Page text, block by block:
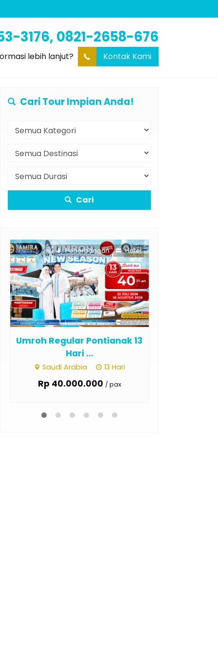
3176, 0821-2658-676
lebih lanjut? Kontak Kami
Cari Tour Impian Anda!
Cari
Umroh Regular Aceh 13 Hari
Juli ...
Saudi Arabia 13 Hari
Rp 36.000.000 / pax
Penerbangan Hotel